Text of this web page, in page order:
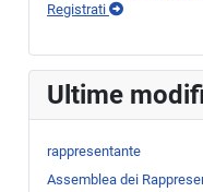
Registrati
Ultime
rappresentante
Assemblea dei